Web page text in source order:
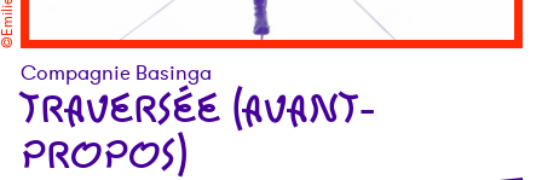
Compagnie Basinga
TRAVERSÉE (AVANT-
PROPOS)